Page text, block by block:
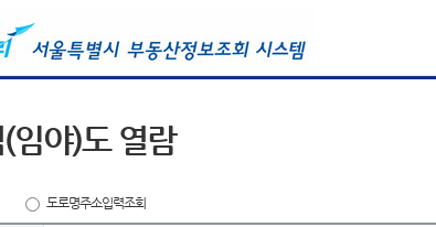
임야)도 열람
도로명주소입력조회